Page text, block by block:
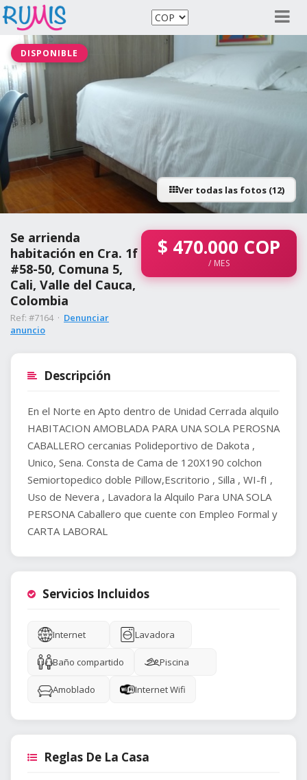
DISPONIBLE
Ver todas las fotos (12)
Se arrienda
habitación en Cra. 1f
#58-50, Comuna 5,
Cali, Valle del Cauca,
Colombia
Ref: #7164 · Denunciar
anuncio
$ 470.000 COP
/ MES
Descripción
En el Norte en Apto dentro de Unidad Cerrada alquilo
HABITACION AMOBLADA PARA UNA SOLA PEROSNA
CABALLERO cercanias Polideportivo de Dakota ,
Unico, Sena. Consta de Cama de 120X190 colchon
Semiortopedico doble Pillow,Escritorio , Silla , WI-fI ,
Uso de Nevera , Lavadora la Alquilo Para UNA SOLA
PERSONA Caballero que cuente con Empleo Formal y
CARTA LABORAL
Servicios Incluidos
Internet Lavadora
Baño compartido Piscina
Amoblado Internet Wifi
Reglas De La Casa